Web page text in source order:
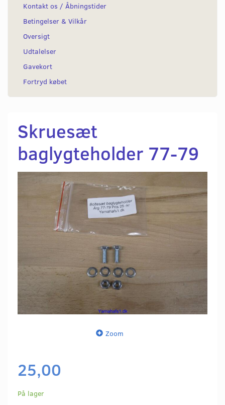
Kontakt os / Åbningstider
Betingelser & Vilkår
Oversigt
Udtalelser
Gavekort
Fortryd købet
Skruesæt
baglygteholder 77-79
Zoom
25,00
På lager